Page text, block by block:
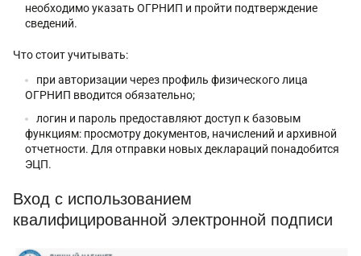
необходимо указать ОГРНИП и пройти подтверждение
сведений.
Что стоит учитывать:
при авторизации через профиль физического лица
ОГРНИП вводится обязательно;
логин и пароль предоставляют доступ к базовым
функциям: просмотру документов, начислений и архивной
отчетности. Для отправки новых деклараций понадобится
ЭЦП.
Вход с использованием
квалифицированной электронной подписи